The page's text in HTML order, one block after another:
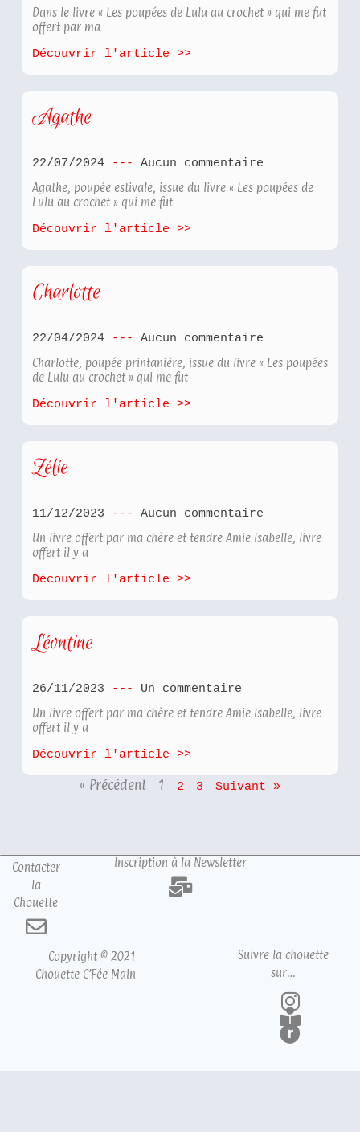
Dans le livre « Les poupées de Lulu au crochet » qui me fut
offert par ma
Découvrir l'article >>
Agathe
22/07/2024
Aucun commentaire
Agathe, poupée estivale, issue du livre « Les poupées de
Lulu au crochet » qui me fut
Découvrir l'article >>
Charlotte
22/04/2024
Aucun commentaire
Charlotte, poupée printanière, issue du livre « Les poupées
de Lulu au crochet » qui me fut
Découvrir l'article >>
Zélie
11/12/2023
Aucun commentaire
Un livre offert par ma chère et tendre Amie Isabelle, livre
offert il y a
Découvrir l'article >>
Léontine
26/11/2023
Un commentaire
Un livre offert par ma chère et tendre Amie Isabelle, livre
offert il y a
Découvrir l'article >>
« Précédent 1 2 3 Suivant »
Contacter
la
Chouette
Inscription à la Newsletter
Copyright © 2021
Chouette C’Fée Main
Suivre la chouette
sur…